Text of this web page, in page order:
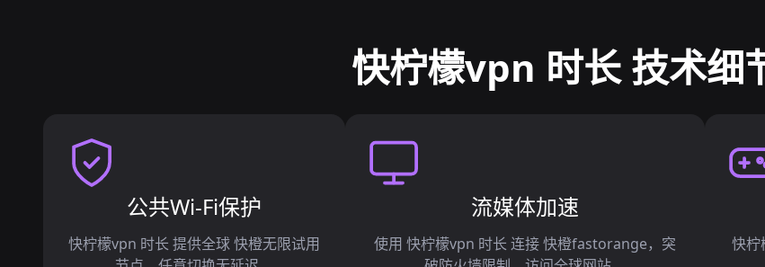
快柠檬vpn 时长 技术细
公共Wi-Fi保护
快柠檬vpn 时长 提供全球 快橙无限试用
流媒体加速
使用 快柠檬vpn 时长 连接 快橙fastorange，突
快柠